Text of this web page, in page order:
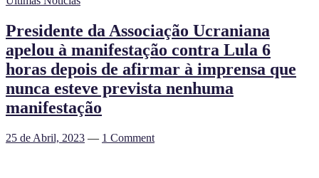
Presidente da Associação Ucraniana
apelou à manifestação contra Lula 6
horas depois de afirmar à imprensa que
nunca esteve prevista nenhuma
manifestação
25 de Abril, 2023 — 1 Comment